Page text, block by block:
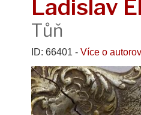
Ladislav
Tůň
ID: 66401 - Více o